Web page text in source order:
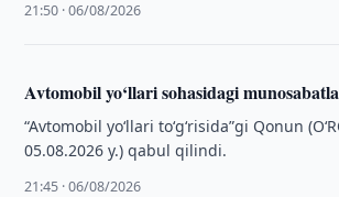
21:50 · 06/08/2026
Avtomobil yo‘llari sohasidagi
“Avtomobil yo‘llari to‘g‘risida”gi Qonun
05.08.2026 y.) qabul qilindi.
21:45 · 06/08/2026